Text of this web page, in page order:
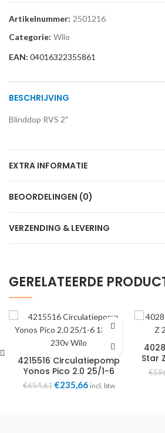
Artikelnummer: 2501216
Categorie: Wilo
EAN: 04016322355861
BESCHRIJVING
Blinddop RVS 2″
EXTRA INFORMATIE
BEOORDELINGEN (0)
VERZENDING & LEVERING
GERELATEERDE
4215516 Circulatiepomp
Yonos Pico 2.0 25/1-6
130mm 230v Wilo
€654,61 Oorspronkelijke
€235,66Huidige
incl. btw
Star
€